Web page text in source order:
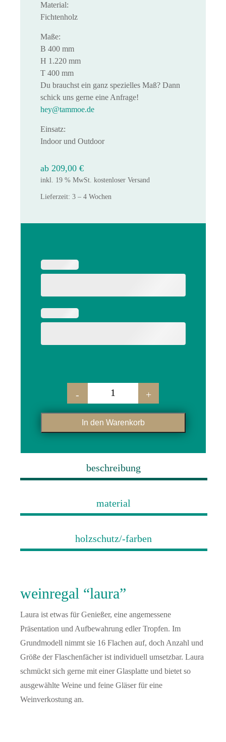
Material:
Fichtenholz
Maße:
B 400 mm
H 1.220 mm
T 400 mm
Du brauchst ein ganz spezielles Maß? Dann
schick uns gerne eine Anfrage!
hey@tammoe.de
Einsatz:
Indoor und Outdoor
ab 209,00 €
inkl. 19 % MwSt. kostenloser Versand
Lieferzeit: 3 – 4 Wochen
weinregal "laura" menge
- +
In den Warenkorb
beschreibung
material
holzschutz/-farben
weinregal “laura”
Laura ist etwas für Genießer, eine angemessene
Präsentation und Aufbewahrung edler Tropfen. Im
Grundmodell nimmt sie 16 Flachen auf, doch Anzahl und
Größe der Flaschenfächer ist individuell umsetzbar. Laura
schmückt sich gerne mit einer Glasplatte und bietet so
ausgewählte Weine und feine Gläser für eine
Weinverkostung an.